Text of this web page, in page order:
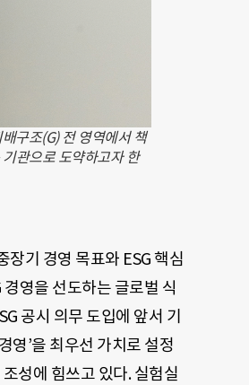
구조(G) 전 영역에서 책
관으로 도약하고자 한
장기 경영 목표와 ESG 핵심
영을 선도하는 글로벌 식
공시 의무 도입에 앞서 기
영’을 최우선 가치로 설정
성에 힘쓰고 있다. 실험실